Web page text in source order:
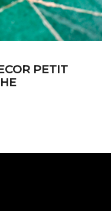
PETIT